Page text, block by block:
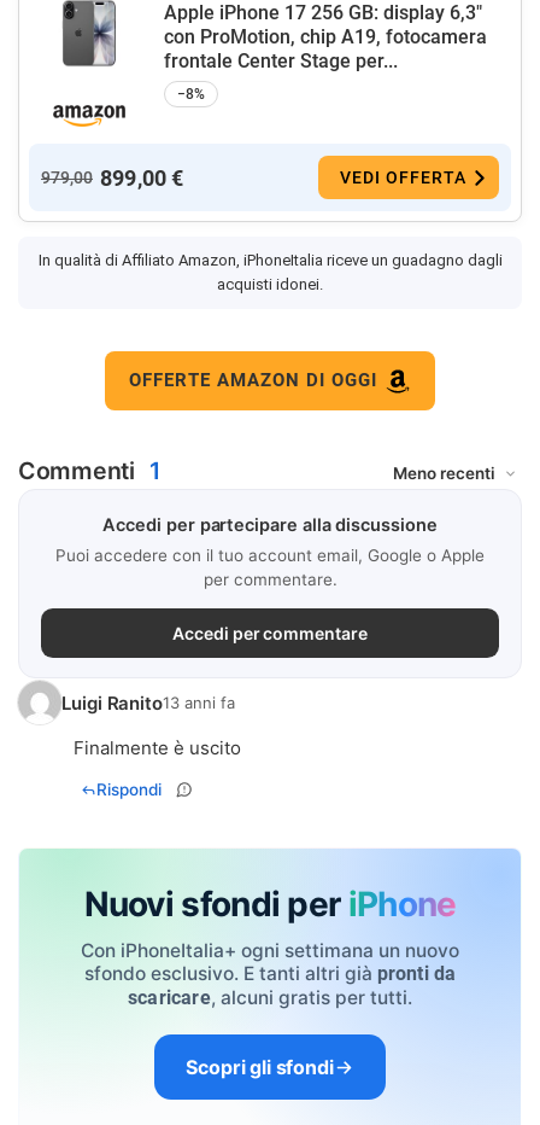
Apple iPhone 17 256 GB: display 6,3"
con ProMotion, chip A19, fotocamera
frontale Center Stage per...
−8%
979,00 899,00 € VEDI OFFERTA
In qualità di Affiliato Amazon, iPhoneItalia riceve un guadagno dagli
acquisti idonei.
OFFERTE AMAZON DI OGGI
Commenti 1
Accedi per partecipare alla discussione
Puoi accedere con il tuo account email, Google o Apple
per commentare.
Accedi per commentare
Luigi Ranito13 anni fa
Finalmente è uscito
Rispondi
Nuovi sfondi per iPhone
Con iPhoneItalia+ ogni settimana un nuovo
sfondo esclusivo. E tanti altri già pronti da
scaricare, alcuni gratis per tutti.
Scopri gli sfondi